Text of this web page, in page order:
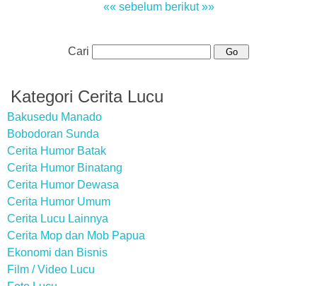
«« sebelum berikut »»
Cari
Kategori Cerita Lucu
Bakusedu Manado
Bobodoran Sunda
Cerita Humor Batak
Cerita Humor Binatang
Cerita Humor Dewasa
Cerita Humor Umum
Cerita Lucu Lainnya
Cerita Mop dan Mob Papua
Ekonomi dan Bisnis
Film / Video Lucu